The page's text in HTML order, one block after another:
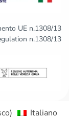
UE n.1308/13
n.1308/13
) Italiano